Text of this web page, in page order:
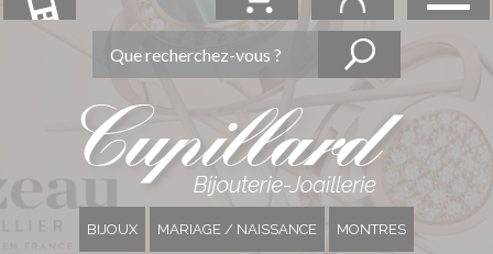
BIJOUX MARIAGE / NAISSANCE MONTRES